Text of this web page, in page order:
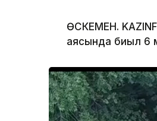
ӨСКЕМЕН.
аясында биыл 6